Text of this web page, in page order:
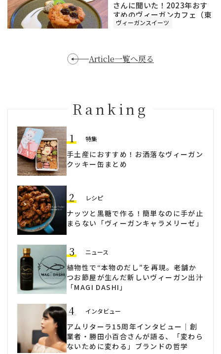
さんに聞いた！2023年おす
すめのヴィーガンカフェ（東
京編）
ヴィーガンスイーツ
Ranking
1 特集
手土産におすすめ！お洒落なヴィーガン
クッキー缶まとめ
2 レシピ
ナッツと黒糖で作る！簡単なのに手が止
まらない「ヴィーガンキャラメリーゼ」
3 ニュース
植物性で“本物のだし”を再現。老舗か
つお節屋が生んだ新しいヴィーガン出汁
「MAGI DASHI」
4 インタビュー
アムリターラ15周年インタビュー｜創
業者・勝田小百合さんが語る、「変わら
ないために変わる」ブランドの哲学
Article一覧へ戻る